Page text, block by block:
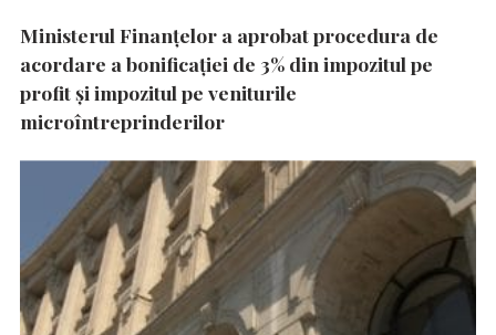
Ministerul Finanțelor a aprobat procedura de
acordare a bonificației de 3% din impozitul pe
profit și impozitul pe veniturile
microîntreprinderilor